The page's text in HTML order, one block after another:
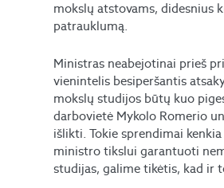
mokslų atstovams, didesnius
patrauklumą.
Ministras neabejotinai prieš
vienintelis besiperšantis
mokslų studijos būtų kuo
darbovietė Mykolo Romerio
išlikti. Tokie sprendimai
ministro tikslui garantuoti
studijas, galime tikėtis, kad ir